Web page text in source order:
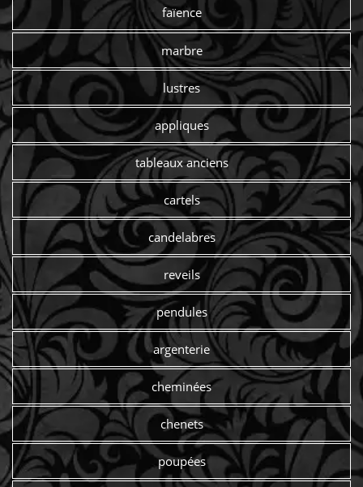
faïence
marbre
lustres
appliques
tableaux anciens
cartels
candelabres
reveils
pendules
argenterie
cheminées
chenets
poupées